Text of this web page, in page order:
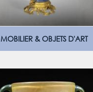
MOBILIER & OBJETS D'ART